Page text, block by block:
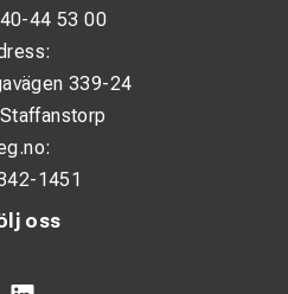
oss
44 53 00
339-24
1451